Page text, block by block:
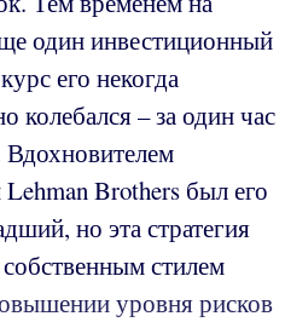
один инвестиционный
его некогда
– за один час
Вдохновителем
Brothers был его
но эта стратегия
стилем
уровня рисков